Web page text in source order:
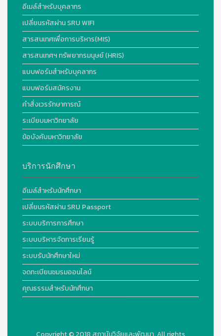
อีเมล์สำหรับบุคลากร
เปลี่ยนรหัสผ่าน SRU WIFI
สารสนเทศเพื่อการบริหาร(MIS)
สารสนเทศฯ ทรัพยากรมนุษย์ (HRIS)
แบบฟอร์มสำหรับบุคลากร
แบบฟอร์มสมัครงาน
คำสั่งเวรรักษาการณ์
ระเบียบมหาวิทยาลัย
ข้อบังคับมหาวิทยาลัย
บริการนักศึกษา
อีเมล์สำหรับนักศึกษา
เปลี่ยนรหัสผ่าน SRU Passport
ระบบบริการการศึกษา
ระบบบริหารจัดการเรียนรู้
ระบบรับนักศึกษาใหม่
จดทะเบียนชมรมออนไลน์
คุณธรรมสำหรับนักศึกษา